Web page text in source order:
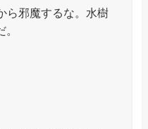
ら邪魔するな。水樹